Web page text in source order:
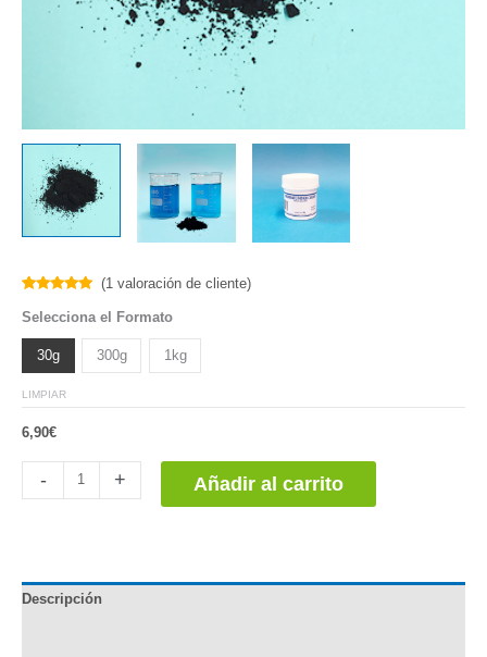
5.00sobre
en
puntuación
(1valoración de cliente)
Selecciona el Formato
30g 300g 1kg
LIMPIAR
6,90€
-
Colorante
+ Añadir al carrito
Descripción